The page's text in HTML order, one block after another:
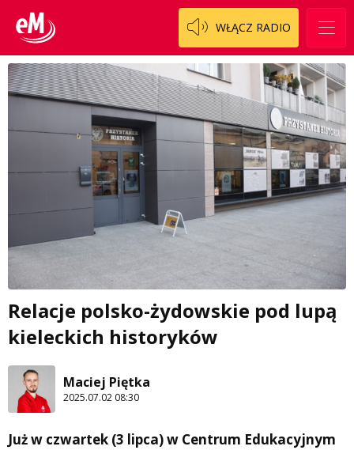
WŁĄCZ RADIO
Relacje polsko-żydowskie pod lupą
kieleckich historyków
Maciej Piętka
2025.07.02 08:30
Już w czwartek (3 lipca) w Centrum Edukacyjnym